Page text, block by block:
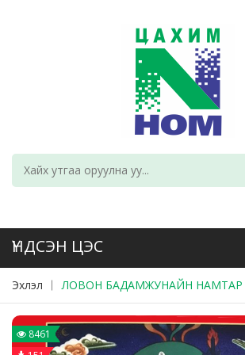
Эхлэл ЛОВОН БАДАМЖУНАЙН НАМТАР
8461